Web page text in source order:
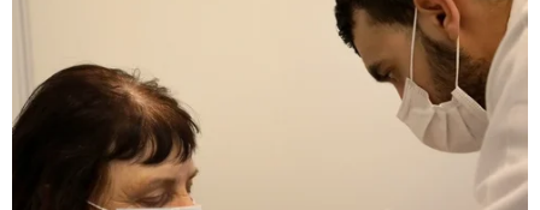
TIN CÙNG CHUYÊN MỤC
EU triển khai mạng vệ tinh riêng,
củng cố chủ quyền số
08/08/2026 04:15